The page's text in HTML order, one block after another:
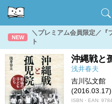
NEW
＼プレミアム会員限定／『
ト
沖縄戦と
浅井春夫
吉川弘文館
(2016.03.17)
ISBN・EAN: